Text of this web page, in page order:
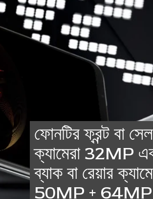
ফোনটির ফ্রন্ট বা
ক্যামেরা 32MP
ব্যাক বা রেয়ার
50MP + 64MP